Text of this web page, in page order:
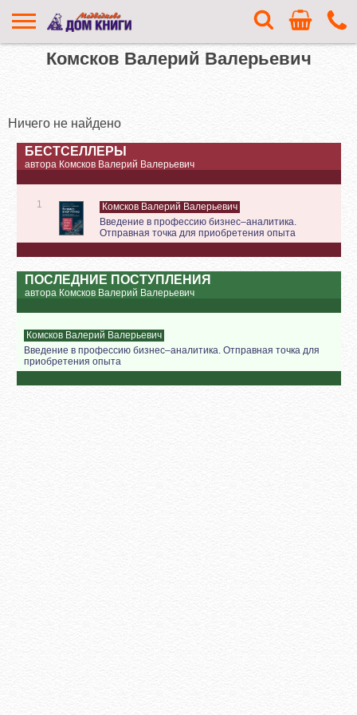
Комсков Валерий Валерьевич
Ничего не найдено
БЕСТСЕЛЛЕРЫ
автора Комсков Валерий Валерьевич
1
Комсков Валерий Валерьевич
Введение в профессию бизнес–аналитика.
Отправная точка для приобретения опыта
ПОСЛЕДНИЕ ПОСТУПЛЕНИЯ
автора Комсков Валерий Валерьевич
Комсков Валерий Валерьевич
Введение в профессию бизнес–аналитика. Отправная точка для
приобретения опыта